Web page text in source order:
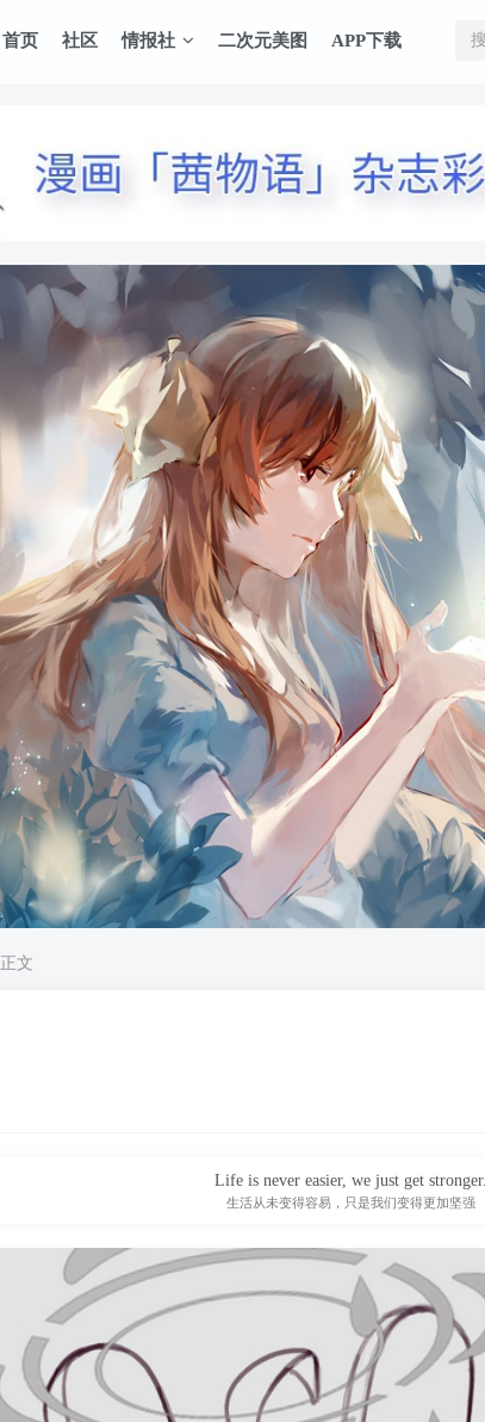
首页 社区 情报社 二次元美图 APP下载
正文
Life is never easier, we just get stronger.
生活从未变得容易，只是我们变得更加坚强